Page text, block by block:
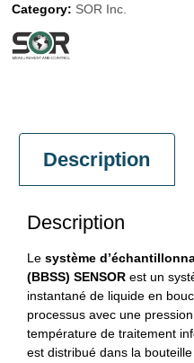
Category: SOR Inc.
Description
Description
Le système
(BBSS) SENSOR est un
instantané de liquide en
processus avec une
température de traitement
est distribué dans la